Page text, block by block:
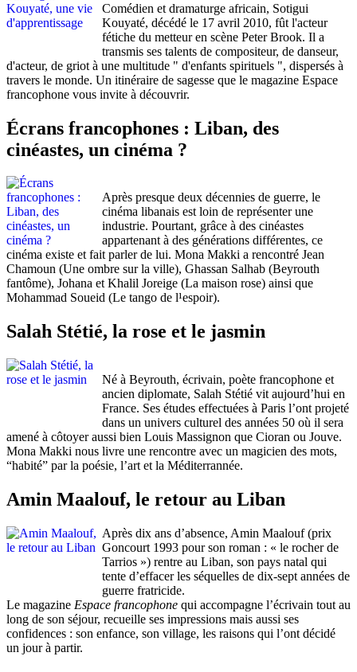
Comédien et dramaturge africain, Sotigui
Kouyaté, décédé le 17 avril 2010, fût l'acteur
fétiche du metteur en scène Peter Brook. Il a
transmis ses talents de compositeur, de danseur,
d'acteur, de griot à une multitude " d'enfants spirituels ", dispersés à
travers le monde. Un itinéraire de sagesse que le magazine Espace
francophone vous invite à découvrir.
Écrans francophones : Liban, des
cinéastes, un cinéma ?
Après presque deux décennies de guerre, le
cinéma libanais est loin de représenter une
industrie. Pourtant, grâce à des cinéastes
appartenant à des générations différentes, ce
cinéma existe et fait parler de lui. Mona Makki a rencontré Jean
Chamoun (Une ombre sur la ville), Ghassan Salhab (Beyrouth
fantôme), Johana et Khalil Joreige (La maison rose) ainsi que
Mohammad Soueid (Le tango de l¹espoir).
Salah Stétié, la rose et le jasmin
Né à Beyrouth, écrivain, poète francophone et
ancien diplomate, Salah Stétié vit aujourd’hui en
France. Ses études effectuées à Paris l’ont projeté
dans un univers culturel des années 50 où il sera
amené à côtoyer aussi bien Louis Massignon que Cioran ou Jouve.
Mona Makki nous livre une rencontre avec un magicien des mots,
“habité” par la poésie, l’art et la Méditerrannée.
Amin Maalouf, le retour au Liban
Après dix ans d’absence, Amin Maalouf (prix
Goncourt 1993 pour son roman : « le rocher de
Tarrios ») rentre au Liban, son pays natal qui
tente d’effacer les séquelles de dix-sept années de
guerre fratricide.
Le magazine Espace francophone qui accompagne l’écrivain tout au
long de son séjour, recueille ses impressions mais aussi ses
confidences : son enfance, son village, les raisons qui l’ont décidé
un jour à partir.